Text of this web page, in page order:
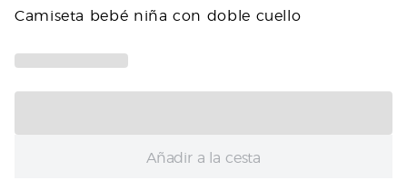
Camiseta bebé niña con doble cuello
Añadir a la cesta